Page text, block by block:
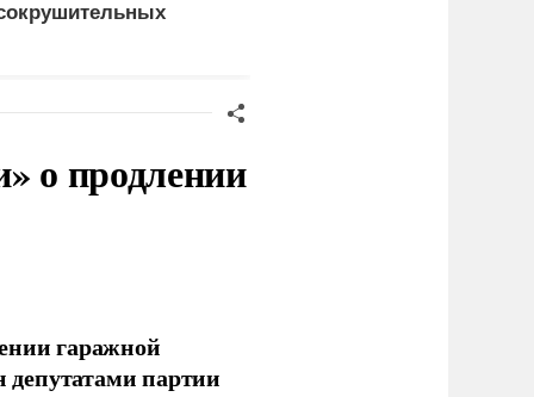
о продлении
гаражной
депутатами партии